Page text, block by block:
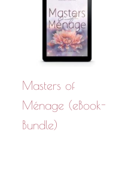
Masters of
Ménage (eBook-
Bundle)